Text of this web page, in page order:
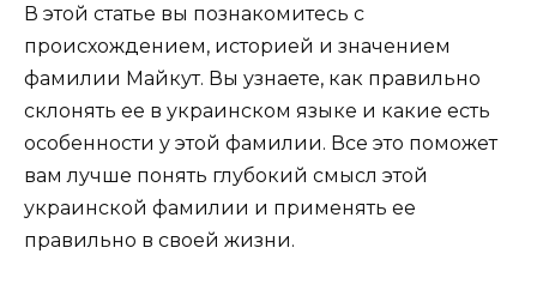
В этой статье вы познакомитесь с
происхождением, историей и значением
фамилии Майкут. Вы узнаете, как правильно
склонять ее в украинском языке и какие есть
особенности у этой фамилии. Все это поможет
вам лучше понять глубокий смысл этой
украинской фамилии и применять ее
правильно в своей жизни.